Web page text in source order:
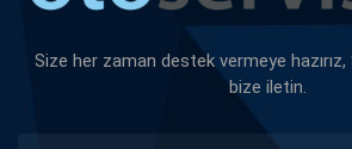
Size her zaman destek vermeye
bize iletin.